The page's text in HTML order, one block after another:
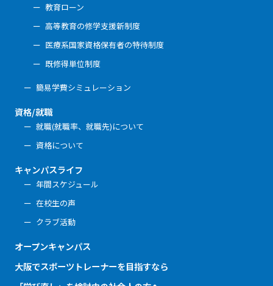
教育ローン
高等教育の修学支援新制度
医療系国家資格保有者の特待制度
既修得単位制度
簡易学費シミュレーション
資格/就職
就職(就職率、就職先)について
資格について
キャンパスライフ
年間スケジュール
在校生の声
クラブ活動
オープンキャンパス
大阪でスポーツトレーナーを目指すなら